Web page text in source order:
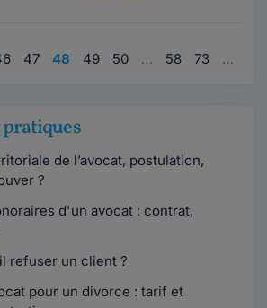
47 48 49 50 … 58 73 …
pratiques
de l’avocat, postulation,
?
d'un avocat : contrat,
refuser un client ?
pour un divorce : tarif et